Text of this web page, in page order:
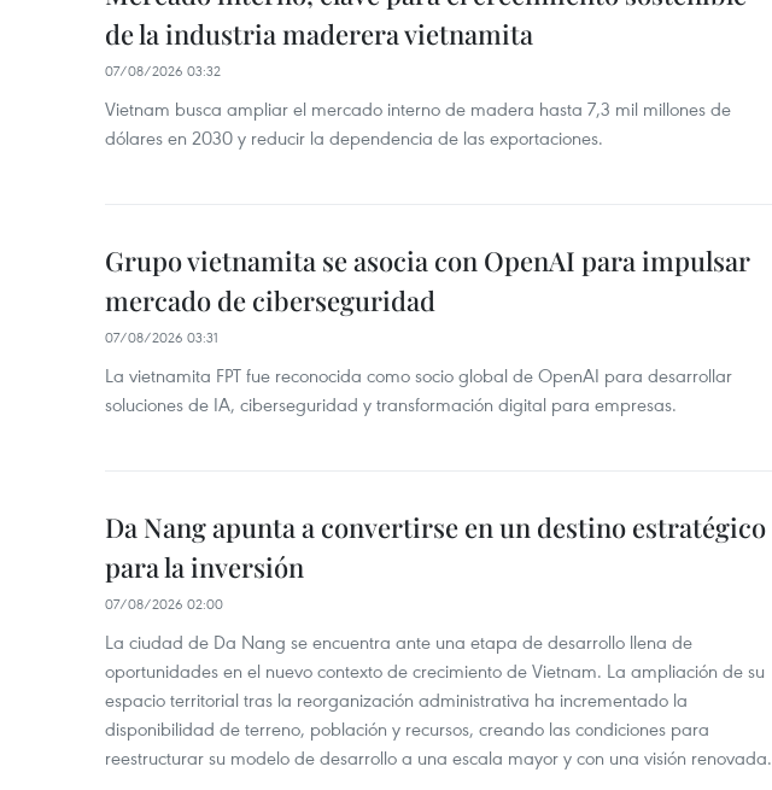
de la industria maderera vietnamita
07/08/2026 03:32
Vietnam busca ampliar el mercado interno de madera hasta 7,3 mil millones de
dólares en 2030 y reducir la dependencia de las exportaciones.
Grupo vietnamita se asocia con OpenAI para impulsar
mercado de ciberseguridad
07/08/2026 03:31
La vietnamita FPT fue reconocida como socio global de OpenAI para desarrollar
soluciones de IA, ciberseguridad y transformación digital para empresas.
Da Nang apunta a convertirse en un destino estratégico
para la inversión
07/08/2026 02:00
La ciudad de Da Nang se encuentra ante una etapa de desarrollo llena de
oportunidades en el nuevo contexto de crecimiento de Vietnam. La ampliación de su
espacio territorial tras la reorganización administrativa ha incrementado la
disponibilidad de terreno, población y recursos, creando las condiciones para
reestructurar su modelo de desarrollo a una escala mayor y con una visión renovada.